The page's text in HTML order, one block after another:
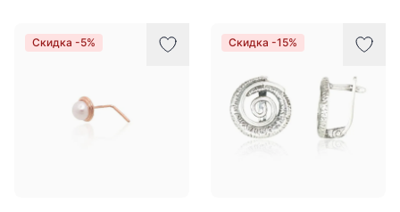
Скидка -5% Скидка -15%